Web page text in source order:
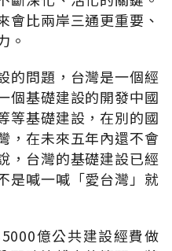
會比兩岸三通更重要、
。
的問題，台灣是一個經
個基礎建設的開發中國
等基礎建設，在別的國
，在未來五年內還不會
，台灣的基礎建設已經
是喊一喊「愛台灣」就
億公共建設經費做